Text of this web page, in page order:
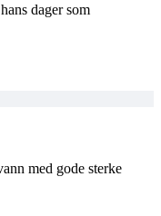
dager som
med gode sterke